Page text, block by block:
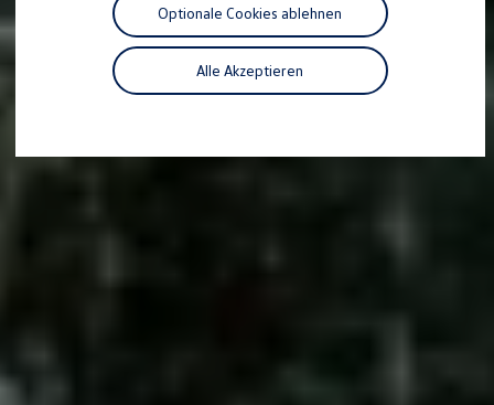
California Lifestyle & Zubehör
Übernachten im California
Unternehmen
Karriere
Nachhaltigkeit
Alle Akzeptieren
Optionale Cookies ablehnen